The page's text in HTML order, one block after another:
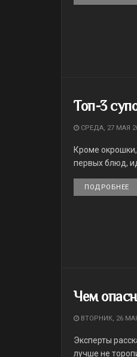
Топ-3
СРЕДА, 27 МАЯ
Кроме
первых блюд,
ПОДРОБНЕЕ
Чем
ВТОРНИК, 26 МАЯ
Эксперты
лучше не